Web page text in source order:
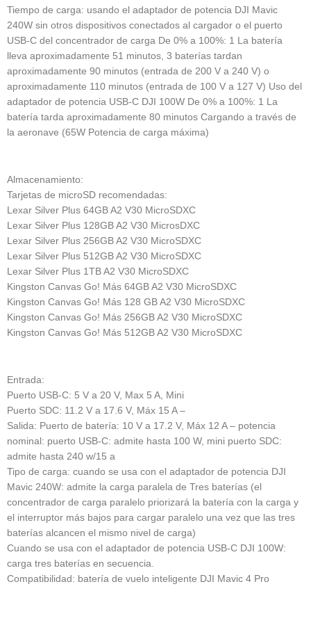
Tiempo de carga: usando el adaptador de potencia DJI Mavic
240W sin otros dispositivos conectados al cargador o el puerto
USB-C del concentrador de carga De 0% a 100%: 1 La batería
lleva aproximadamente 51 minutos, 3 baterías tardan
aproximadamente 90 minutos (entrada de 200 V a 240 V) o
aproximadamente 110 minutos (entrada de 100 V a 127 V) Uso del
adaptador de potencia USB-C DJI 100W De 0% a 100%: 1 La
batería tarda aproximadamente 80 minutos Cargando a través de
la aeronave (65W Potencia de carga máxima)
Almacenamiento:
Tarjetas de microSD recomendadas:
Lexar Silver Plus 64GB A2 V30 MicroSDXC
Lexar Silver Plus 128GB A2 V30 MicrosDXC
Lexar Silver Plus 256GB A2 V30 MicroSDXC
Lexar Silver Plus 512GB A2 V30 MicroSDXC
Lexar Silver Plus 1TB A2 V30 MicroSDXC
Kingston Canvas Go! Más 64GB A2 V30 MicroSDXC
Kingston Canvas Go! Más 128 GB A2 V30 MicroSDXC
Kingston Canvas Go! Más 256GB A2 V30 MicroSDXC
Kingston Canvas Go! Más 512GB A2 V30 MicroSDXC
Entrada:
Puerto USB-C: 5 V a 20 V, Max 5 A, Mini
Puerto SDC: 11.2 V a 17.6 V, Máx 15 A–
Salida: Puerto de batería: 10 V a 17.2 V, Máx 12 A– potencia
nominal: puerto USB-C: admite hasta 100 W, mini puerto SDC:
admite hasta 240 w/15 a
Tipo de carga: cuando se usa con el adaptador de potencia DJI
Mavic 240W: admite la carga paralela de Tres baterías (el
concentrador de carga paralelo priorizará la batería con la carga y
el interruptor más bajos para cargar paralelo una vez que las tres
baterías alcancen el mismo nivel de carga)
Cuando se usa con el adaptador de potencia USB-C DJI 100W:
carga tres baterías en secuencia.
Compatibilidad: batería de vuelo inteligente DJI Mavic 4 Pro